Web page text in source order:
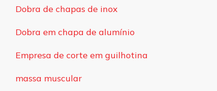
Dobra de chapas de inox
Dobra em chapa de alumínio
Empresa de corte em guilhotina
massa muscular